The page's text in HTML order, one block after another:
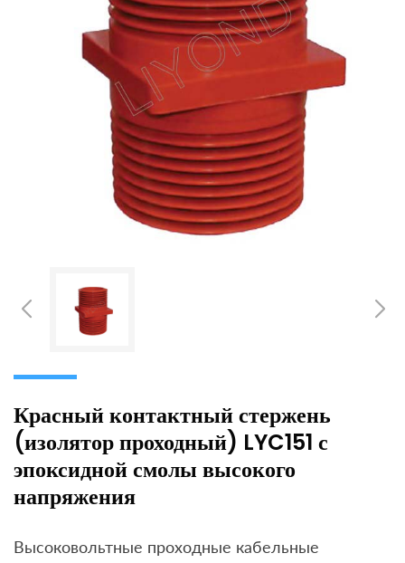
Красный контактный стержень
(изолятор проходный) LYC151 с
эпоксидной смолы высокого
напряжения
Высоковольтные проходные кабельные